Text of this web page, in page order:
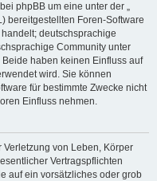
phpBB um eine unter der „
bereitgestellten Foren-Software
deutschsprachige
Community unter
haben keinen Einfluss auf
wird. Sie können
für bestimmte Zwecke nicht
Einfluss nehmen.
Verletzung von Leben, Körper
Vertragspflichten
auf ein vorsätzliches oder grob